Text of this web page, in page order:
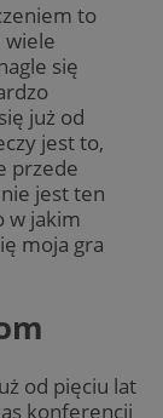
to
wiele
się
już od
jest to,
przede
jest ten
w jakim
moja gra
od pięciu lat
konferencji